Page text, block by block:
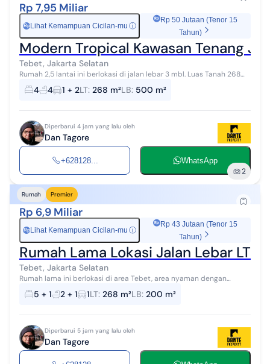
Rp 7,95 Miliar
Rp Lihat Kemampuan Cicilan-mu ⓘ
Rp 50 Jutaan (Tenor 15
Tahun)
Modern Tropical Kawasan Tenang
Tebet, Jakarta Selatan
Rumah 2,5 lantai ini berlokasi di jalan lebar 3 mbl. Luas Tanah 268m²
Luas Bangunan 500m² Surat SHM dengan IMB 4 + 1 Kamar Tidur 4 + 1
Kamar Man...
4 4 1 + 2LT: 268 m²LB: 500 m²
Diperbarui 4 jam yang lalu oleh
Dan Tagore
+628128... WhatsApp
2
Rumah Premier
Rp 6,9 Miliar
Rp Lihat Kemampuan Cicilan-mu ⓘ
Rp 43 Jutaan (Tenor 15
Tahun)
Rumah Lama Lokasi Jalan Lebar LT
Tebet, Jakarta Selatan
Rumah lama ini berlokasi di area Tebet, area nyaman dengan
bangunan menghadap arah selatan. Luas Tanah 268 m2 Luas
Bangunan 200 m2 4 Kamar Tidur 2 ...
5 + 1 2 + 1 1LT: 268 m²LB: 200 m²
Diperbarui 5 jam yang lalu oleh
Dan Tagore